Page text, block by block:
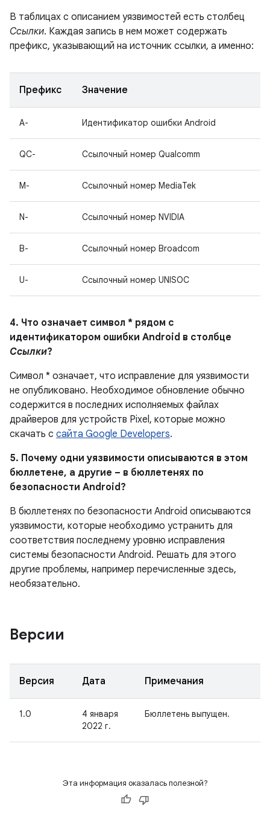
В таблицах с описанием уязвимостей есть столбец
Ссылки. Каждая запись в нем может содержать
префикс, указывающий на источник ссылки, а именно:
Префикс Значение
A- Идентификатор ошибки Android
QC- Ссылочный номер Qualcomm
M- Ссылочный номер MediaTek
N- Ссылочный номер NVIDIA
B- Ссылочный номер Broadcom
U- Ссылочный номер UNISOC
4. Что означает символ * рядом с
идентификатором ошибки Android в столбце
Ссылки?
Символ * означает, что исправление для уязвимости
не опубликовано. Необходимое обновление обычно
содержится в последних исполняемых файлах
драйверов для устройств Pixel, которые можно
скачать с сайта Google Developers.
5. Почему одни уязвимости описываются в этом
бюллетене, а другие – в бюллетенях по
безопасности Android?
В бюллетенях по безопасности Android описываются
уязвимости, которые необходимо устранить для
соответствия последнему уровню исправления
системы безопасности Android. Решать для этого
другие проблемы, например перечисленные здесь,
необязательно.
Версии
Версия Дата Примечания
1.0
4 января
2022 г.
Бюллетень выпущен.
Эта информация оказалась полезной?